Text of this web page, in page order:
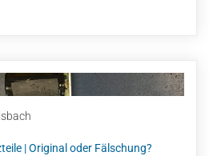
|Original oder Fälschung?